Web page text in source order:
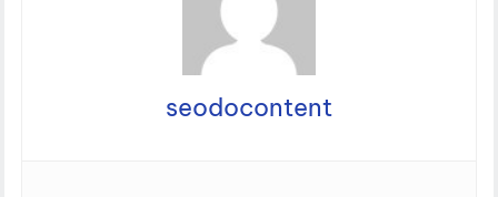
seodocontent